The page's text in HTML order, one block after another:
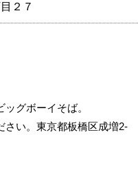
２７
グボーイそば。
い。東京都板橋区成増2-